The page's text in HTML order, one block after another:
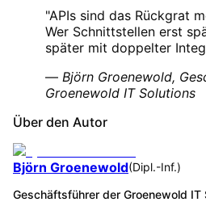
"APIs sind das Rückgrat
Wer Schnittstellen erst
später mit doppelter
— Björn Groenewold,
Groenewold IT Solutions
Über den Autor
Björn Groenewold(Dipl.-Inf.)
Geschäftsführer der Groenewold IT